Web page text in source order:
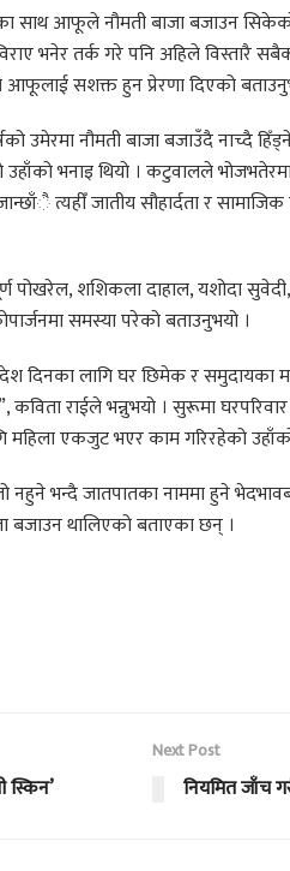
साथ आफूले नौमती बाजा बजाउन
भनेर तर्क गरे पनि अहिले विस्तारै
आफूलाई सशक्त हुन प्रेरणा दिएको
नौमती बाजा बजाउँदै नाच्दै
उहाँको भनाइ थियो । कटुवालले
त्यहीँ जातीय सौहार्दता र
पोखरेल, शशिकला दाहाल, यशोदा
समस्या परेको बताउनुभयो ।
दिनका लागि घर छिमेक र समुदायका
राईले भन्नुभयो । सुरूमा
एकजुट भएर काम गरिरहेको
भन्दै जातपातका नाममा हुने
बजाउन थालिएको बताएका छन् ।
स्किन’
Next Post
नियमित जाँच